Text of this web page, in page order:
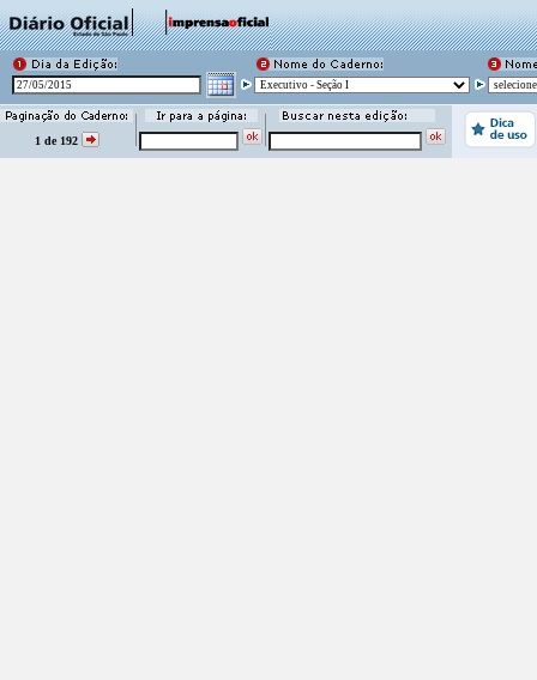
1 de 192